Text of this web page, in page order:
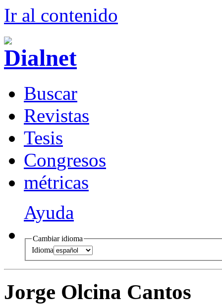
Ir al contenido
Buscar
Revistas
Tesis
Congresos
métricas
Ayuda
Cambiar idioma
Idioma
Jorge Olcina Cantos